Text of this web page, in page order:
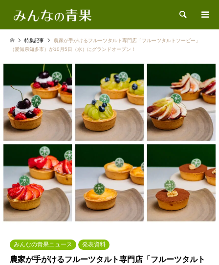
検索
特集記事
農家が手がけるフルーツタルト専門店「フルーツタルトソービー」
（愛知県知多市）が10月5日（水）にグランドオープン！
みんなの青果ニュース 発表資料
農家が手がけるフルーツタルト専門店「フルーツタルト